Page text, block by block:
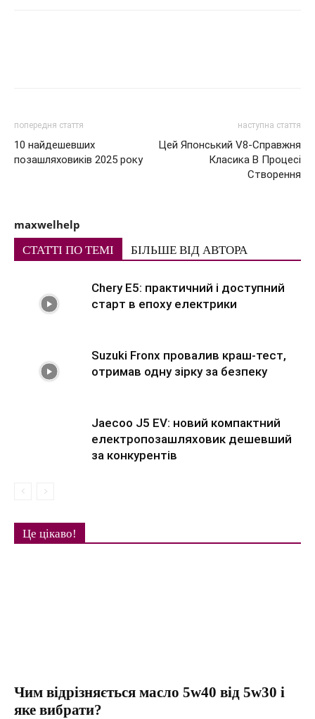
попередня стаття
10 найдешевших
позашляховиків 2025 року
наступна стаття
Цей Японський V8-Справжня
Класика В Процесі
Створення
maxwelhelp
СТАТТІ ПО ТЕМІ БІЛЬШЕ ВІД АВТОРА
Chery E5: практичний і доступний
старт в епоху електрики
Suzuki Fronx провалив краш-тест,
отримав одну зірку за безпеку
Jaecoo J5 EV: новий компактний
електропозашляховик дешевший
за конкурентів
Це цікаво!
Чим відрізняється масло 5w40 від 5w30 і
яке вибрати?